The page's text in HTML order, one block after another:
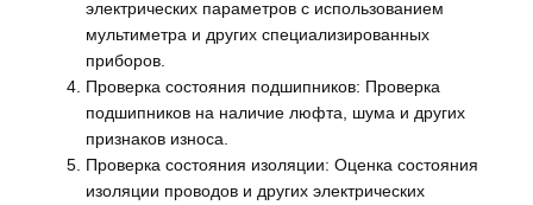
электрических параметров с использованием
мультиметра и других специализированных
приборов.
Проверка состояния подшипников: Проверка
подшипников на наличие люфта, шума и других
признаков износа.
Проверка состояния изоляции: Оценка состояния
изоляции проводов и других электрических